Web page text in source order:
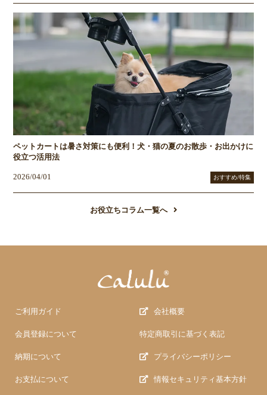
ペットカートは暑さ対策にも便利！犬・猫の夏のお散歩・お出かけに
役立つ活用法
2026/04/01 おすすめ/特集
お役立ちコラム一覧へ
ご利用ガイド
会員登録について
納期について
お支払について
会社概要
特定商取引に基づく表記
プライバシーポリシー
情報セキュリティ基本方針